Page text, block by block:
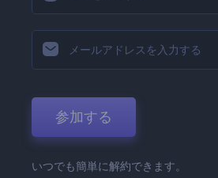
参加する
いつでも簡単に解約できます。